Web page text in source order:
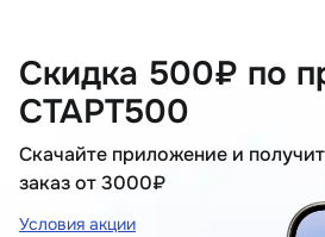
Скидка 500₽ по
СТАРТ500
Скачайте приложение и
заказ от 3000₽
Условия акции